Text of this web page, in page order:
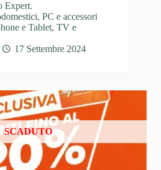
Expert.
, PC e accessori
e Tablet, TV e
17 Settembre 2024
SCADUTO